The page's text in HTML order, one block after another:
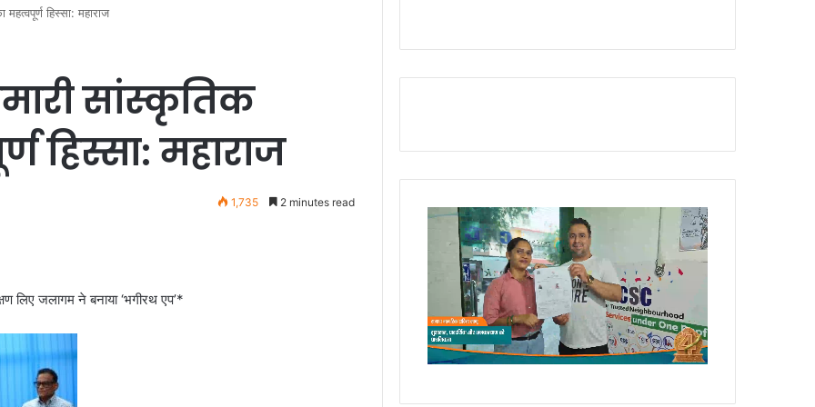
हिस्सा: महाराज
सांस्कृतिक
हिस्सा: महाराज
1,735 2 minutes read
लिए जलागम ने बनाया ‘भगीरथ एप’*